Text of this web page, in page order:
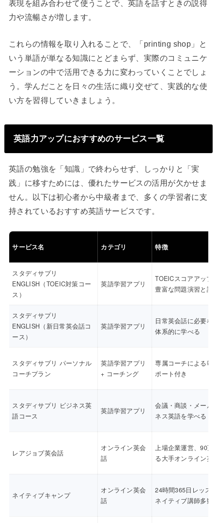
表現を組み合わせて使うことで、英語を話すときの説得
力や流暢さが増します。
これらの情報を取り入れることで、「printing shop」と
いう単語が単なる知識にとどまらず、実際のコミュニケ
ーションの中で活用できる力に変わっていくことでしょ
う。学んだことを日々の生活に織り交ぜて、実践的な使
い方を習得していきましょう。
英語力アップにおすすめのサービス一覧
英語の勉強を「知識」で終わらせず、しっかりと「実
践」に移すためには、優れたサービスの活用が欠かせま
せん。以下は初心者から中級者まで、多くの学習者に支
持されているおすすめ英語サービスです。
サービス名 カテゴリ 特徴
スタディサプリ
ENGLISH（TOEIC対策コー
ス）
英語学習アプリ
TOEICスコアアップ
豊富な問題演習と講
スタディサプリ
ENGLISH（新日常英会話コ
ース）
英語学習アプリ
日常英会話に必要な
体系的に学べる
スタディサプリ パーソナル
コーチプラン
英語学習アプリ
+ コーチング
専属コーチによる毎
ポート付き
スタディサプリ ビジネス英
語コース
英語学習アプリ
会議・商談・メール
ネス英語を学べる
レアジョブ英会話
オンライン英会
話
上場企業運営、90万
る大手オンライン英
ネイティブキャンプ
オンライン英会
話
24時間365日レッス
ネイティブ講師多数